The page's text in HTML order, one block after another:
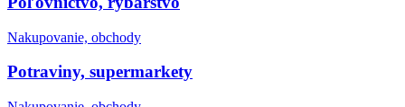
Nakupovanie, obchody
Potraviny, supermarkety